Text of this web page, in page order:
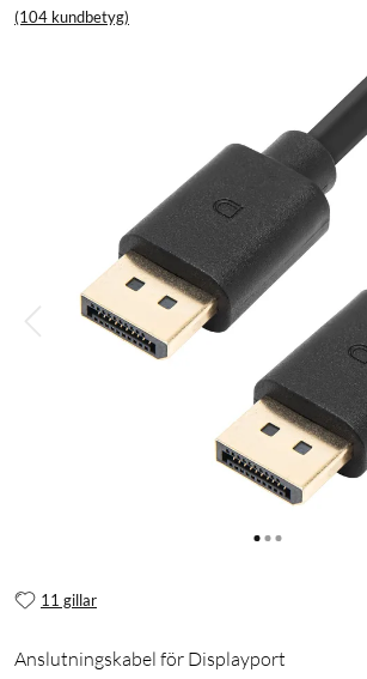
(104 kundbetyg)
11 gillar
Anslutningskabel för Displayport